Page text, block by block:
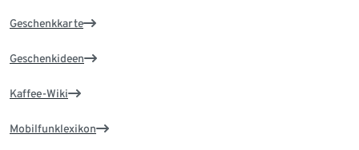
Geschenkkarte
Geschenkideen
Kaffee-Wiki
Mobilfunklexikon